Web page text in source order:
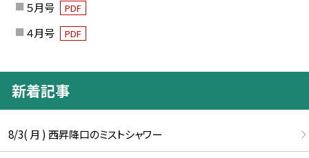
５月号
PDF
４月号 PDF
新着記事
8/3( 月 ) 西昇降口のミストシャワー